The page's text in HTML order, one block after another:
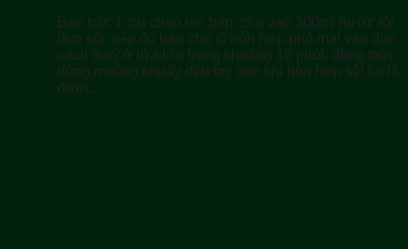
Bạn bắc 1 cái chảo lên bếp, cho vào 300ml nước rồi
đun sôi, tiếp đó bạn cho tô hỗn hợp phô mai vào đun
cách thuỷ ở lửa lớn trong khoảng 10 phút, đồng thời
dùng muỗng khuấy đều tay đến khi hỗn hợp sệt lại là
được.